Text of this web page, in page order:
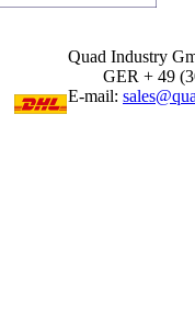
Quad Industry
GER + 49
E-mail: